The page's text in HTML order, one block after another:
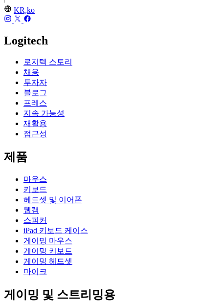
KR,ko
Logitech
로지텍 스토리
채용
투자자
블로그
프레스
지속 가능성
재활용
접근성
제품
마우스
키보드
헤드셋 및 이어폰
웹캠
스피커
iPad 키보드 케이스
게이밍 마우스
게이밍 키보드
게이밍 헤드셋
마이크
게이밍 및 스트리밍용